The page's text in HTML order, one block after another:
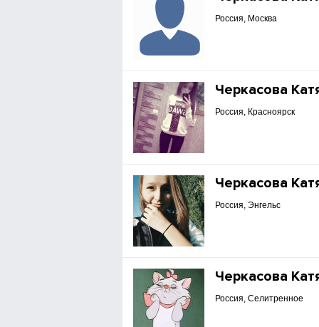
Россия, Москва
Черкасова
Россия, Красноярск
Черкасова
Россия, Энгельс
Черкасова
Россия, Селитренное